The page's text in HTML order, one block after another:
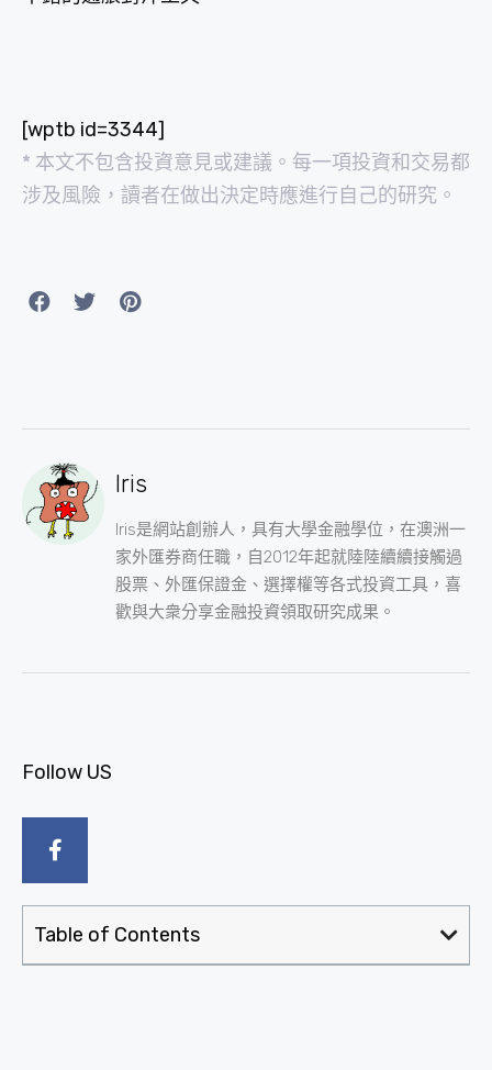
[wptb id=3344]
* 本文不包含投資意見或建議。每一項投資和交易都
涉及風險，讀者在做出決定時應進行自己的研究。
Iris
Iris是網站創辦人，具有大學金融學位，在澳洲一
家外匯券商任職，自2012年起就陸陸續續接觸過
股票、外匯保證金、選擇權等各式投資工具，喜
歡與大衆分享金融投資領取研究成果。
Follow US
Table of Contents